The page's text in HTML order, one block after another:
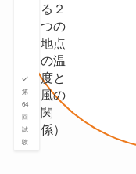
第
64
回
試
験
る２
つの
地点
の温
度と
⾵の
関
係）